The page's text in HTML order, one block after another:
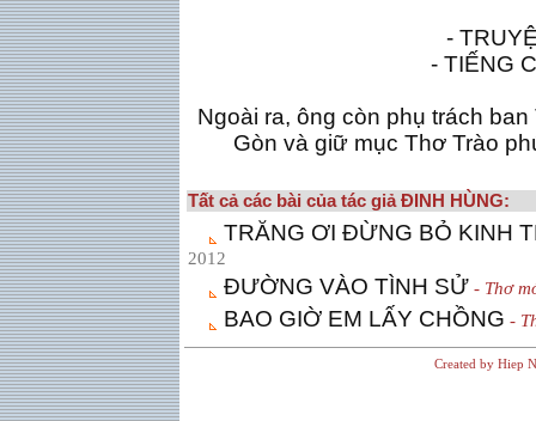
-
- TIẾNG
Ngoài ra, ông còn phụ trách
Gòn và giữ mục Thơ Trào
Tất cả các bài của tác giả ÐINH HÙNG:
TRĂNG ƠI ÐỪNG BỎ KINH
2012
ÐƯỜNG VÀO TÌNH SỬ - Thơ
BAO GIỜ EM LẤY CHỒNG -
Created by Hiep